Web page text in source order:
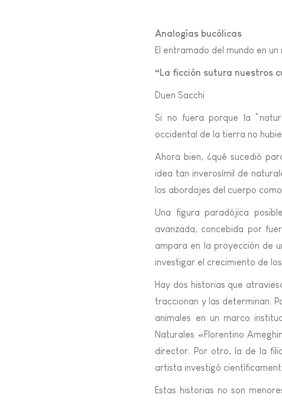
Analogías bucólicas
El entramado del mundo en
“La ficción sutura nuestros
Duen Sacchi
Si no fuera porque la
occidental de la tierra no
Ahora bien, ¿qué sucedió
idea tan inverosímil de
los abordajes del cuerpo
Una figura paradójica
avanzada, concebida por
ampara en la proyección de
investigar el crecimiento de
Hay dos historias que
traccionan y las determinan.
animales en un marco
Naturales «Florentino
director. Por otro, la de la
artista investigó
Estas historias no son